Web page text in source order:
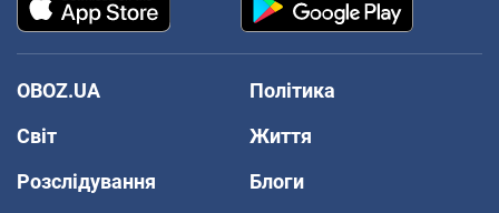
OBOZ.UA
Політика
Світ
Життя
Розслідування
Блоги